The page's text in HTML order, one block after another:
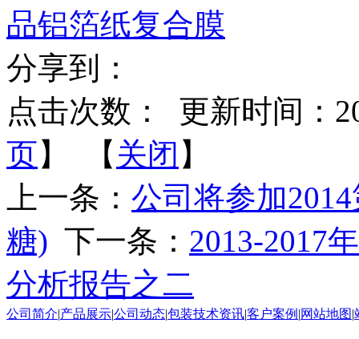
品铝箔纸复合膜
分享到：
点击次数：
更新时间：
页】 【 关闭 】
上一条： 公司将参加
糖) 下一条： 2013-2017
分析报告之二
公司简介|产品展示|公司动态|包装技术资讯|客户案例 |网站地图|